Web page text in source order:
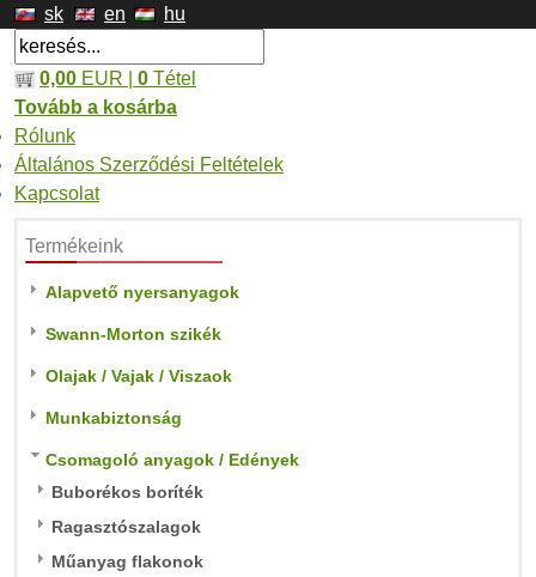
sk en hu
0,00 EUR | 0 Tétel
Tovább a kosárba
Rólunk
Általános Szerződési Feltételek
Kapcsolat
Termékeink
Alapvető nyersanyagok
Swann-Morton szikék
Olajak / Vajak / Viszaok
Munkabiztonság
Csomagoló anyagok / Edények
Buborékos boríték
Ragasztószalagok
Műanyag flakonok